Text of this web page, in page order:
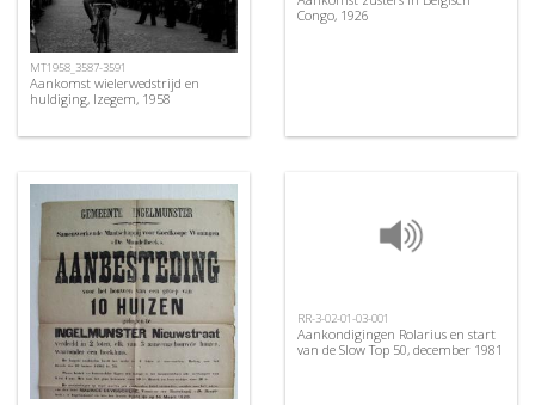
MT1958_3587-3591
Aankomst wielerwedstrijd en
huldiging, Izegem, 1958
Congo, 1926
RR-3-02-01-03-001
Aankondigingen Rolarius en start
van de Slow Top 50, december 1981